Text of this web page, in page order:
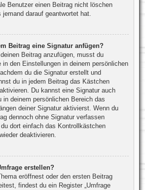
Benutzer einen Beitrag nicht löschen
darauf geantwortet hat.
Beitrag eine Signatur anfügen?
Beitrag anzufügen, musst du
den Einstellungen in deinem persönlichen
du die Signatur erstellt und
du in jedem Beitrag das Kästchen
Du kannst eine Signatur auch
in deinem persönlichen Bereich das
deiner Signatur aktivierst. Wenn du
dennoch ohne Signatur verfassen
dort einfach das Kontrollkästchen
deaktivieren.
erstellen?
eröffnest oder den ersten Beitrag
findest du ein Register „Umfrage